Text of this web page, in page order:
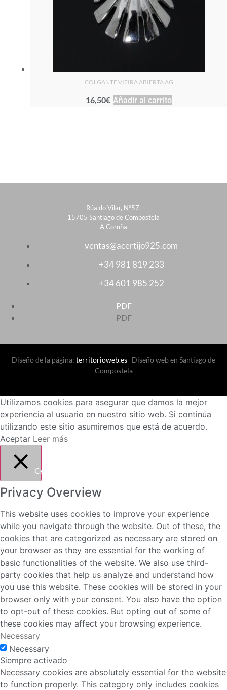
COLGANTE VIEIRA ABIERTA AG
16,50€ Añadir al carrito
Rúa do Vilar, Nº57,
15705 Santiago de Compostela
A Coruña
ventas@acertijo925.com
+34 981 819 233
+34 601 985 252
PDF
PDF
Diseño de la página: territorioweb.es Diseño web en Santiago de
Compostela
Utilizamos cookies para asegurar que damos la mejor
experiencia al usuario en nuestro sitio web. Si continúa
utilizando este sitio asumiremos que está de acuerdo.
Aceptar Leer más
Cerrar
Privacy Overview
This website uses cookies to improve your experience
while you navigate through the website. Out of these, the
cookies that are categorized as necessary are stored on
your browser as they are essential for the working of
basic functionalities of the website. We also use third-
party cookies that help us analyze and understand how
you use this website. These cookies will be stored in your
browser only with your consent. You also have the option
to opt-out of these cookies. But opting out of some of
these cookies may affect your browsing experience.
Necessary
Necessary
Siempre activado
Necessary cookies are absolutely essential for the website
to function properly. This category only includes cookies